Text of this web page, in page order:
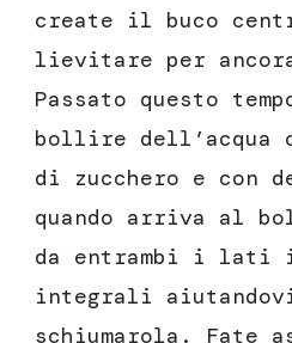
create il buco
lievitare per
Passato questo
bollire dell’acqua
di zucchero e con
quando arriva al
da entrambi i lati
integrali
schiumarola. Fate